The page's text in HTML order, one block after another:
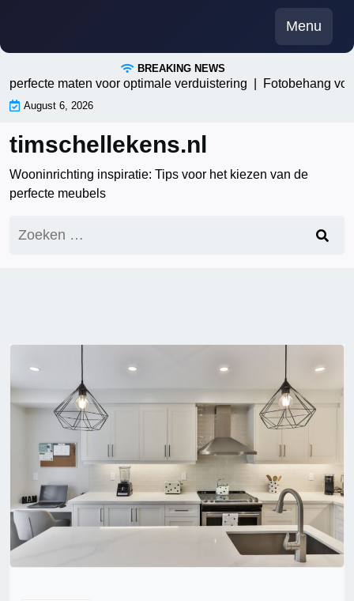
content
Menu
BREAKING NEWS
maten voor optimale verduistering |Fotobehang voor de
August 6, 2026
timschellekens.nl
Wooninrichting inspiratie: Tips voor het kiezen van de
perfecte meubels
naar: